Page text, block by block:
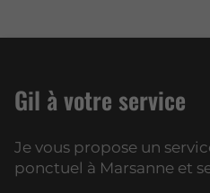
Gil à votre service
Je vous propose un
ponctuel à Marsanne et